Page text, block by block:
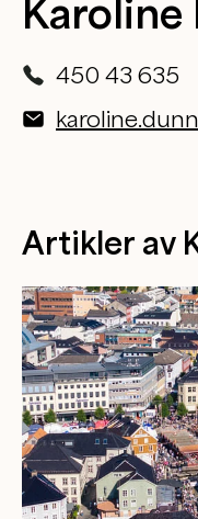
Karoline
450 43 635
Artikler av